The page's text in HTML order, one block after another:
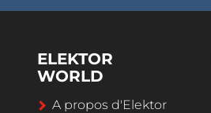
ELEKTOR
WORLD
A propos d'Elektor